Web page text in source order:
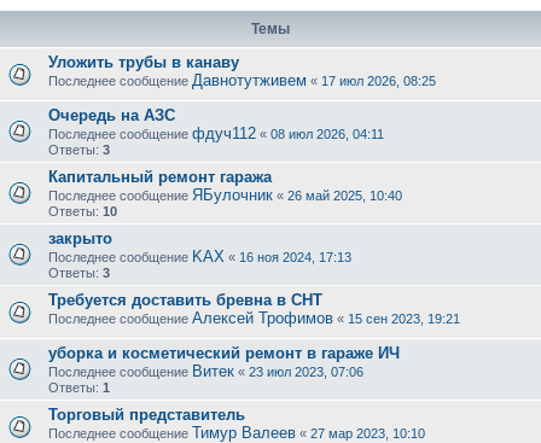
Темы
Уложить трубы в канаву
Последнее сообщение Давнотутживем « 17 июл 2026, 08:25
Очередь на АЗС
Последнее сообщение фдуч112 « 08 июл 2026, 04:11
Ответы: 3
Капитальный ремонт гаража
Последнее сообщение ЯБулочник « 26 май 2025, 10:40
Ответы: 10
закрыто
Последнее сообщение KAX « 16 ноя 2024, 17:13
Ответы: 3
Требуется доставить бревна в СНТ
Последнее сообщение Алексей Трофимов « 15 сен 2023, 19:21
уборка и косметический ремонт в гараже ИЧ
Последнее сообщение Витек « 23 июл 2023, 07:06
Ответы: 1
Торговый представитель
Последнее сообщение Тимур Валеев « 27 мар 2023, 10:10